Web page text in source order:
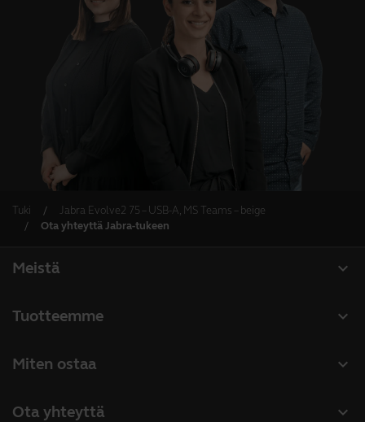
Tuki
Jabra Evolve2 75 – USB-A, MS Teams – beige
Ota yhteyttä Jabra-tukeen
expand_more
Meistä
Kestävä kehitys
expand_more
Tuotteemme
Neuvottelukamerat
expand_more
Miten ostaa
expand_more
Ota yhteyttä